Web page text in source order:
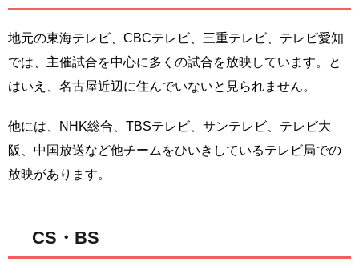
地元の東海テレビ、CBCテレビ、三重テレビ、テレビ愛知
では、主催試合を中心に多くの試合を放映しています。と
はいえ、名古屋近辺に住んでいないと見られません。
他には、NHK総合、TBSテレビ、サンテレビ、テレビ大
阪、中国放送など他チームをひいきしているテレビ局での
放映があります。
CS・BS